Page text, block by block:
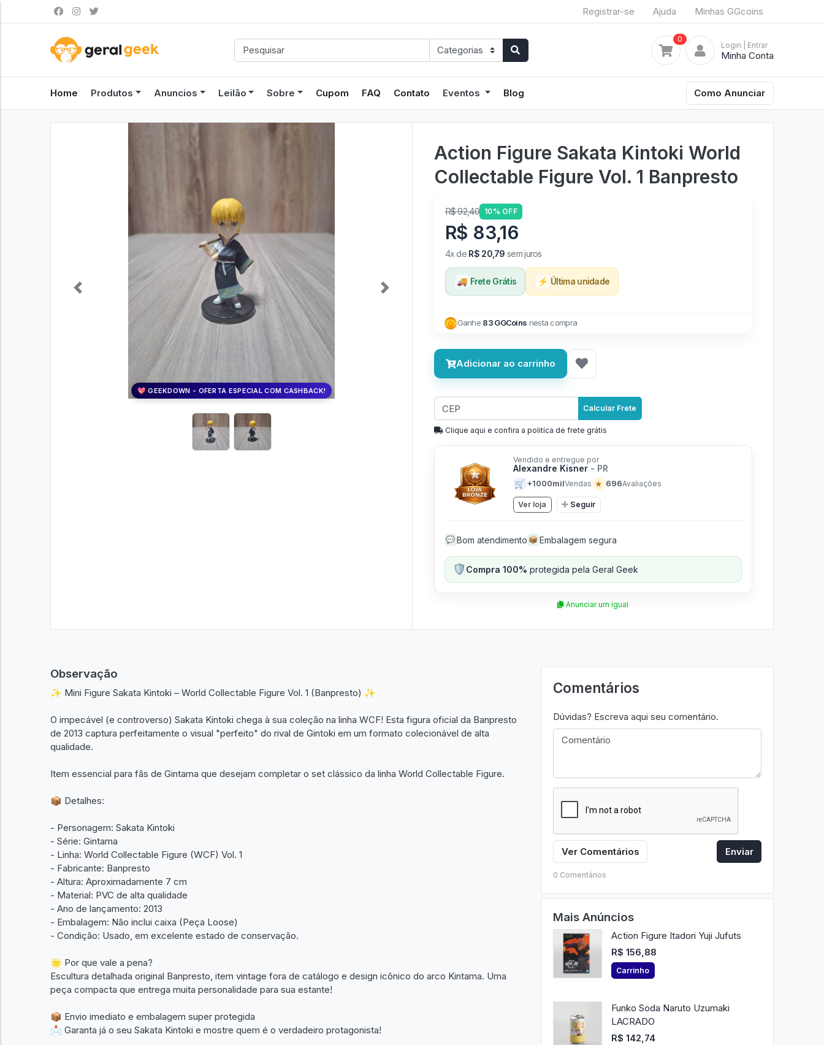
Registrar-se Ajuda Minhas GGcoins
0
Login | Entrar
Minha Conta
Home Produtos Anuncios Leilão Sobre Cupom FAQ Contato Eventos Blog Como Anunciar
💖 GEEKDOWN - OFERTA ESPECIAL COM CASHBACK!
Previous Next
Action Figure Sakata Kintoki World
Collectable Figure Vol. 1 Banpresto
R$ 92,40 10% OFF
R$ 83,16
4x de R$ 20,79 sem juros
🚚 Frete Grátis ⚡ Última unidade
Ganhe 83 GGCoins nesta compra
Adicionar ao carrinho
Calcular Frete
Clique aqui e confira a politíca de frete grátis
Vendido e entregue por
Alexandre Kisner - PR
🛒 +1000milVendas ★ 696Avaliações
Ver loja Seguir
💬 Bom atendimento 📦 Embalagem segura
🛡️Compra 100% protegida pela Geral Geek
Anunciar um igual
Observação
✨ Mini Figure Sakata Kintoki – World Collectable Figure Vol. 1 (Banpresto) ✨
O impecável (e controverso) Sakata Kintoki chega à sua coleção na linha WCF! Esta figura oficial da Banpresto
de 2013 captura perfeitamente o visual "perfeito" do rival de Gintoki em um formato colecionável de alta
qualidade.
Item essencial para fãs de Gintama que desejam completar o set clássico da linha World Collectable Figure.
📦 Detalhes:
- Personagem: Sakata Kintoki
- Série: Gintama
- Linha: World Collectable Figure (WCF) Vol. 1
- Fabricante: Banpresto
- Altura: Aproximadamente 7 cm
- Material: PVC de alta qualidade
- Ano de lançamento: 2013
- Embalagem: Não inclui caixa (Peça Loose)
- Condição: Usado, em excelente estado de conservação.
🌟 Por que vale a pena?
Escultura detalhada original Banpresto, item vintage fora de catálogo e design icônico do arco Kintama. Uma
peça compacta que entrega muita personalidade para sua estante!
📦 Envio imediato e embalagem super protegida
📩 Garanta já o seu Sakata Kintoki e mostre quem é o verdadeiro protagonista!
Comentários
Dúvidas? Escreva aqui seu comentário.
Ver Comentários Enviar
0 Comentários
Mais Anúncios
Action Figure Itadori Yuji Jufuts
R$ 156,88
Carrinho
Funko Soda Naruto Uzumaki
LACRADO
R$ 142,74